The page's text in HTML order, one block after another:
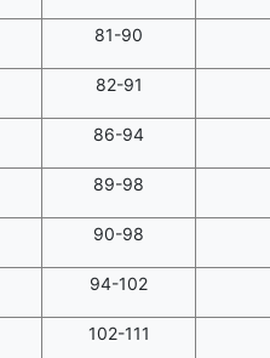
81-90
82-91
86-94
89-98
90-98
94-102
102-111